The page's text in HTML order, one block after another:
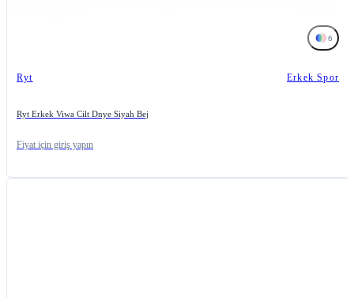
6
Ryt Erkek Spor
Ryt Erkek Viwa Cilt Dnye Siyah Bej
Fiyat için giriş yapın